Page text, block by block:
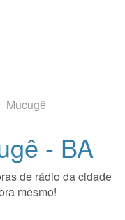
Mucugê
- BA
de rádio da cidade
mesmo!